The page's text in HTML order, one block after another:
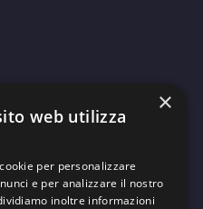
×
web utilizza
per personalizzare
e per analizzare il nostro
inoltre informazioni